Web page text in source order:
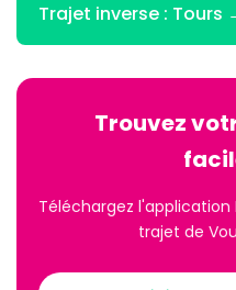
Trajet inverse : Tours
Trouvez
Téléchargez
trajet de